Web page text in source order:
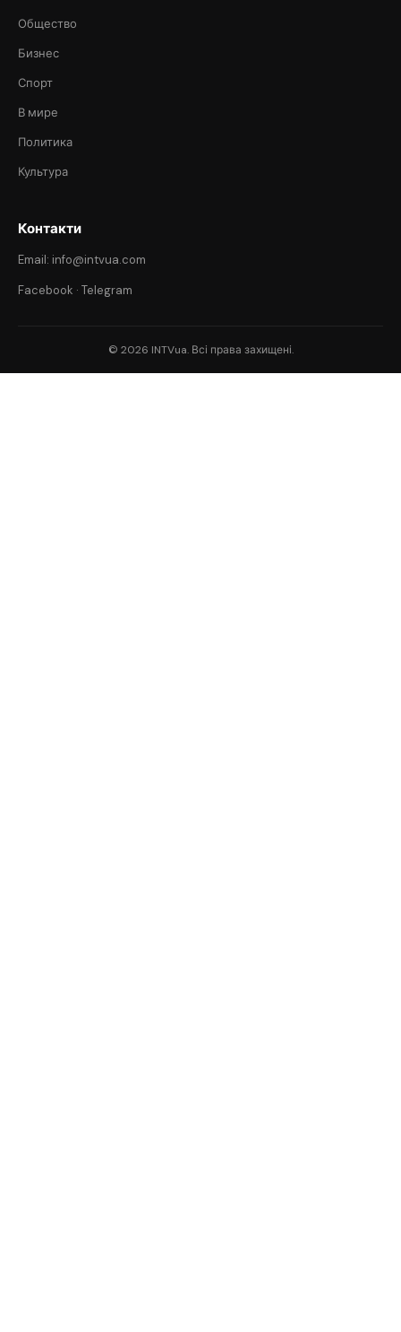
Общество
Бизнес
Спорт
В мире
Политика
Культура
Контакти
Email: info@intvua.com
Facebook · Telegram
© 2026 INTVua. Всі права захищені.